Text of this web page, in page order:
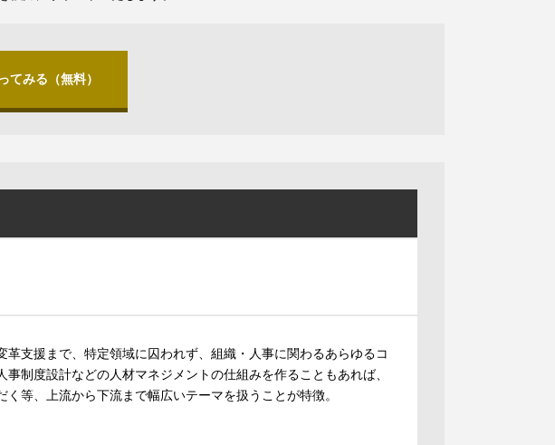
てみる（無料）
支援まで、特定領域に囚われず、組織・人事に関わるあらゆるコ
制度設計などの人材マネジメントの仕組みを作ることもあれば、
等、上流から下流まで幅広いテーマを扱うことが特徴。